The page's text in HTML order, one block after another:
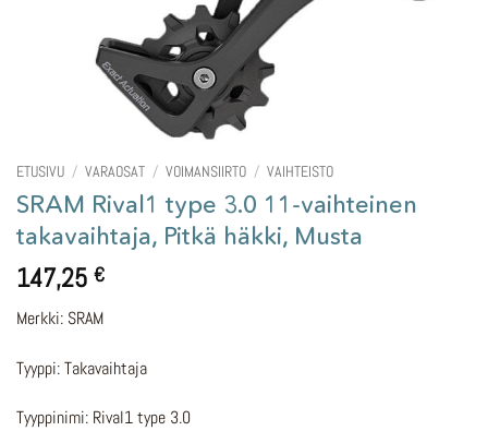
ETUSIVU / VARAOSAT / VOIMANSIIRTO / VAIHTEISTO
SRAM Rival1 type 3.0 11-vaihteinen
takavaihtaja, Pitkä häkki, Musta
147,25 €
Merkki: SRAM
Tyyppi: Takavaihtaja
Tyyppinimi: Rival1 type 3.0